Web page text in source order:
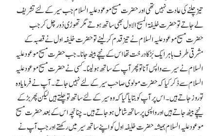
تیز چلنے کی عادت نہیں تھی اور حضرت مسیح موعود علیہ السلام جب سیر کے لئے تشریف
لے جاتے تو حضرت خلیفۃ المسیح الاول بھی ساتھ ہوتے مگر تھوڑی دُور چل کر جب
حضرت مسیح موعود علیہ السلام نے تیز قدم کر لینے تو حضرت خلیفہ اول نے قصبہ کے
مشرقی طرف باہر ایک بَڑ کا درخت تھا اس کے نیچے بیٹھ جانا۔ جب حضرت مسیح موعود علیہ
السلام نے سیر سے واپس آنا تو پھر آپ کے ساتھ ہو لینا۔ کسی نے حضرت مسیح موعود علیہ
السلام سے ذکر کیا کہ حضرت مولوی صاحب سیر کے لئے نہیں جاتے۔ آپ نے فرمایا وہ
تو روز جاتے ہیں۔ اس پر آپ کو بتایا گیا کہ وہ سیر کے لئے ساتھ تو چلتے ہیں لیکن پھر بڑ کے
نیچے بیٹھ جاتے ہیں اور واپسی پر ساتھ شامل ہو جاتے ہیں۔ چنانچہ اس کے بعد حضرت مسیح
موعود علیہ السلام ہمیشہ حضرت خلیفہ اول کو اپنے ساتھ سیر میں رکھتے اور جب آپ نے